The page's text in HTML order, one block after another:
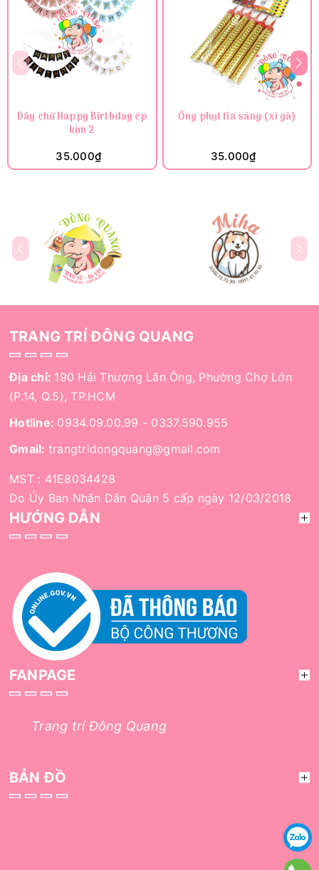
Dây chữ Happy Birthday ép
kim 2
35.000₫
Ống phụt tia sáng (xì gà)
35.000₫
TRANG TRÍ ĐÔNG QUANG
Địa chỉ: 190 Hải Thượng Lãn Ông, Phường Chợ Lớn
(P.14, Q.5), TP.HCM
Hotline: 0934.09.00.99 - 0337.590.955
Gmail: trangtridongquang@gmail.com
MST : 41E8034428
Do Ủy Ban Nhân Dân Quận 5 cấp ngày 12/03/2018
HƯỚNG DẪN
FANPAGE
Trang trí Đông Quang
BẢN ĐỒ